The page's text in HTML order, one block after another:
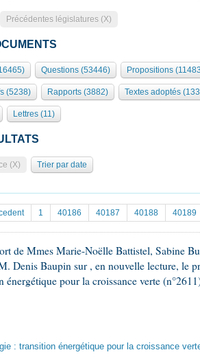
autres organes
de l'Assemblée
l'Assemblée
des Présidents Bureau Collège des
clés
déontologie
publics
palais Bourbon
à l’Assemblée
droit
Précédentes législatures (X)
Questions (53446) Propositions
(5238) Rapports (3882) Textes adoptés
Lettres (11)
(X) Trier par date
1 40186 40187 40188 40189
de Mmes Marie-Noëlle Battistel, Sabine
Denis Baupin sur , en nouvelle lecture, le
énergétique pour la croissance verte
: transition énergétique pour la croissance